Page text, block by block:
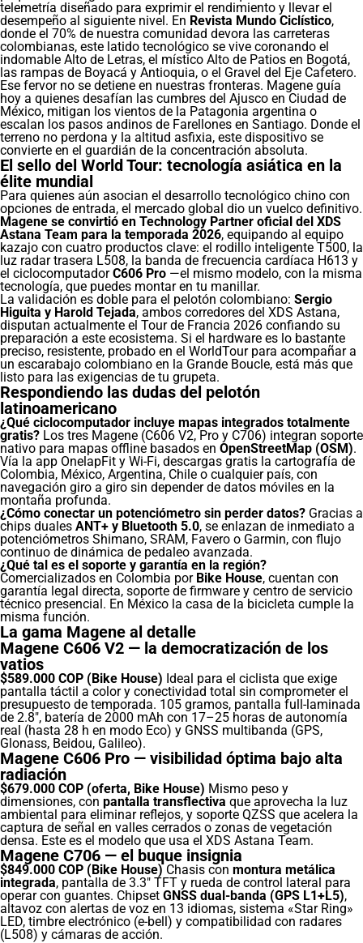
telemetría diseñado para exprimir el rendimiento y llevar el
desempeño al siguiente nivel. En Revista Mundo Ciclístico,
donde el 70% de nuestra comunidad devora las carreteras
colombianas, este latido tecnológico se vive coronando el
indomable Alto de Letras, el místico Alto de Patios en Bogotá,
las rampas de Boyacá y Antioquia, o el Gravel del Eje Cafetero.
Ese fervor no se detiene en nuestras fronteras. Magene guía
hoy a quienes desafían las cumbres del Ajusco en Ciudad de
México, mitigan los vientos de la Patagonia argentina o
escalan los pasos andinos de Farellones en Santiago. Donde el
terreno no perdona y la altitud asfixia, este dispositivo se
convierte en el guardián de la concentración absoluta.
El sello del World Tour: tecnología asiática en la
élite mundial
Para quienes aún asocian el desarrollo tecnológico chino con
opciones de entrada, el mercado global dio un vuelco definitivo.
Magene se convirtió en Technology Partner oficial del XDS
Astana Team para la temporada 2026, equipando al equipo
kazajo con cuatro productos clave: el rodillo inteligente T500, la
luz radar trasera L508, la banda de frecuencia cardíaca H613 y
el ciclocomputadorC606 Pro —el mismo modelo, con la misma
tecnología, que puedes montar en tu manillar.
La validación es doble para el pelotón colombiano: Sergio
Higuita y Harold Tejada, ambos corredores del XDS Astana,
disputan actualmente el Tour de Francia 2026 confiando su
preparación a este ecosistema. Si el hardware es lo bastante
preciso, resistente, probado en el WorldTour para acompañar a
un escarabajo colombiano en la Grande Boucle, está más que
listo para las exigencias de tu grupeta.
Respondiendo las dudas del pelotón
latinoamericano
¿Qué ciclocomputador incluye mapas integrados totalmente
gratis? Los tres Magene (C606 V2, Pro y C706) integran soporte
nativo para mapas offline basados en OpenStreetMap (OSM).
Vía la app OnelapFit y Wi-Fi, descargas gratis la cartografía de
Colombia, México, Argentina, Chile o cualquier país, con
navegación giro a giro sin depender de datos móviles en la
montaña profunda.
¿Cómo conectar un potenciómetro sin perder datos? Gracias a
chips duales ANT+ y Bluetooth 5.0, se enlazan de inmediato a
potenciómetros Shimano, SRAM, Favero o Garmin, con flujo
continuo de dinámica de pedaleo avanzada.
¿Qué tal es el soporte y garantía en la región?
Comercializados en Colombia por Bike House, cuentan con
garantía legal directa, soporte de firmware y centro de servicio
técnico presencial. En México la casa de la bicicleta cumple la
misma función.
La gama Magene al detalle
Magene C606 V2 — la democratización de los
vatios
$589.000 COP (Bike House) Ideal para el ciclista que exige
pantalla táctil a color y conectividad total sin comprometer el
presupuesto de temporada. 105 gramos, pantalla full-laminada
de 2.8″, batería de 2000 mAh con 17–25 horas de autonomía
real (hasta 28 h en modo Eco) y GNSS multibanda (GPS,
Glonass, Beidou, Galileo).
Magene C606 Pro — visibilidad óptima bajo alta
radiación
$679.000 COP (oferta, Bike House) Mismo peso y
dimensiones, con pantalla transflectiva que aprovecha la luz
ambiental para eliminar reflejos, y soporte QZSS que acelera la
captura de señal en valles cerrados o zonas de vegetación
densa. Este es el modelo que usa el XDS Astana Team.
Magene C706 — el buque insignia
$849.000 COP (Bike House)Chasis con montura metálica
integrada, pantalla de 3.3″ TFT y rueda de control lateral para
operar con guantes. Chipset GNSS dual-banda (GPS L1+L5),
altavoz con alertas de voz en 13 idiomas, sistema «Star Ring»
LED, timbre electrónico (e-bell) y compatibilidad con radares
(L508) y cámaras de acción.